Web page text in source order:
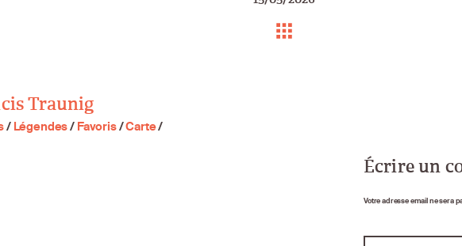
Traunig
/ Légendes/ Favoris/Carte/
Écrire un
Votre adresse email ne sera